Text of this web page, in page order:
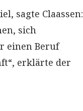
sagte Claassen:
sich
einen Beruf
erklärte der